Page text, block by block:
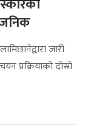
जारी
प्रक्रियाको दोस्रो